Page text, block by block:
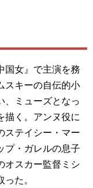
国女』で主演を務
スキーの自伝的小
、ミューズとなっ
描く。アンヌ役に
ステイシー・マー
プ・ガレルの息子
オスカー監督ミシ
た。